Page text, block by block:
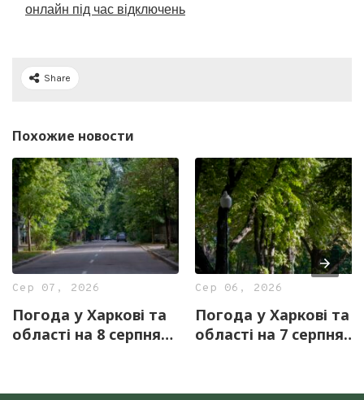
онлайн під час відключень
Share
Похожие новости
Сер 07, 2026
Погода у Харкові та
області на 8 серпня
Сер 06, 2026
Погода у Харкові та
області на 7 серпня